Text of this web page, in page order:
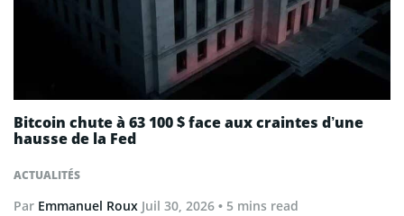
ACTUALITÉS
Bitcoin chute à 63 100 $ face aux craintes d’une
hausse de la Fed
Par Emmanuel Roux Juil 30, 2026 • 5 mins read